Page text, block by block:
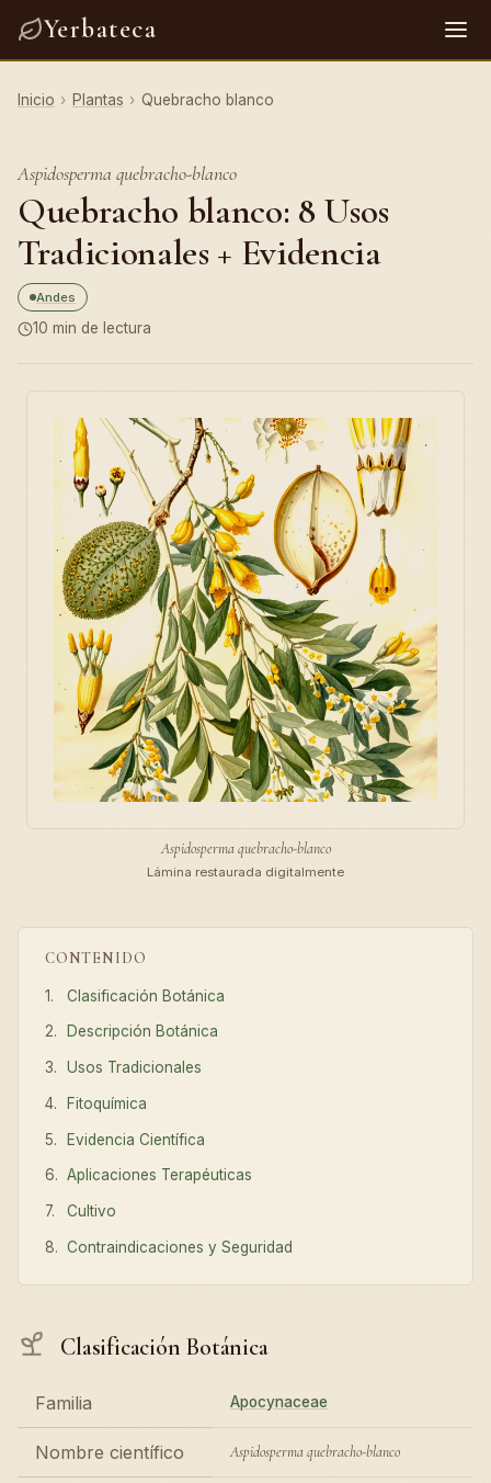
Yerbateca
Inicio › Plantas › Quebracho blanco
Aspidosperma quebracho-blanco
Quebracho blanco: 8 Usos
Tradicionales + Evidencia
Andes
10 min de lectura
CONTENIDO
Clasificación Botánica
Descripción Botánica
Usos Tradicionales
Fitoquímica
Evidencia Científica
Aplicaciones Terapéuticas
Cultivo
Contraindicaciones y Seguridad
Clasificación Botánica
Familia Apocynaceae
Nombre científico Aspidosperma quebracho-blanco
Aspidosperma quebracho-blanco
Lámina restaurada digitalmente